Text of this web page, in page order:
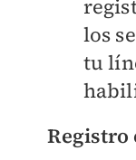
los
tu
Registro